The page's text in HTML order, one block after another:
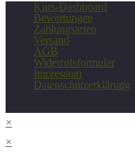
Kurs-Dashboard
Bewertungen
Zahlungsarten
Versand
AGB
Widerrufsformular
Impressum
Datenschutzerklärung
×
×